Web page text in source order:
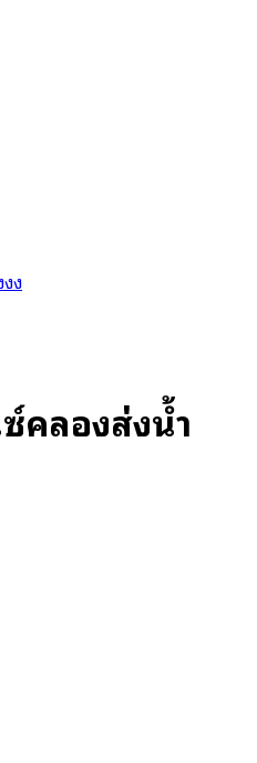
ง
คลองส่งน้ำ